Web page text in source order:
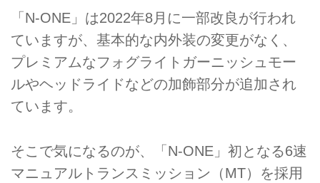
「N-ONE」は2022年8月に一部改良が行われ
ていますが、基本的な内外装の変更がなく、
プレミアムなフォグライトガーニッシュモー
ルやヘッドライドなどの加飾部分が追加され
ています。
そこで気になるのが、「N-ONE」初となる6速
マニュアルトランスミッション（MT）を採用